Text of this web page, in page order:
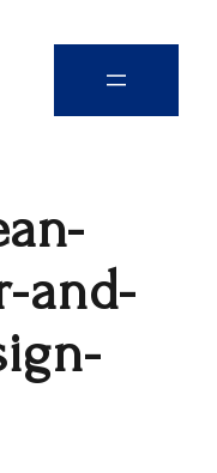
and-